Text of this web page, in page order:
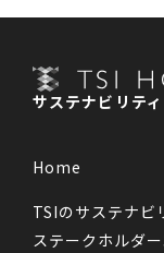
サステナビリティ
Home
TSIのサステナビ
ステークホルダ